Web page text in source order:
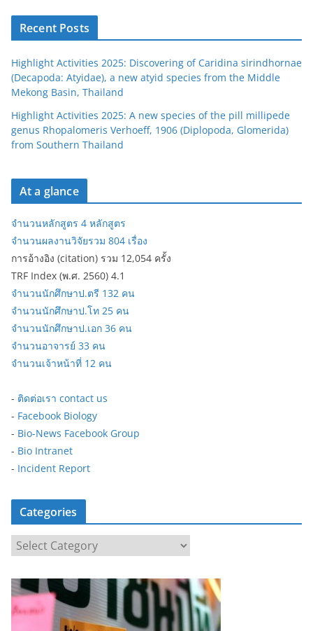
Recent Posts
Highlight Activities 2025: Discovering of Caridina sirindhornae
(Decapoda: Atyidae), a new atyid species from the Middle
Mekong Basin, Thailand
Highlight Activities 2025: A new species of the pill millipede
genus Rhopalomeris Verhoeff, 1906 (Diplopoda, Glomerida)
from Southern Thailand
At a glance
จำนวนหลักสูตร 4 หลักสูตร
จำนวนผลงานวิจัยรวม 804 เรื่อง
การอ้างอิง (citation) รวม 12,054 ครั้ง
TRF Index (พ.ศ. 2560) 4.1
จำนวนนักศึกษาป.ตรี 132 คน
จำนวนนักศึกษาป.โท 25 คน
จำนวนนักศึกษาป.เอก 36 คน
จำนวนอาจารย์ 33 คน
จำนวนเจ้าหน้าที่ 12 คน
- ติดต่อเรา contact us
- Facebook Biology
- Bio-News Facebook Group
- Bio Intranet
- Incident Report
Categories
t
e
g